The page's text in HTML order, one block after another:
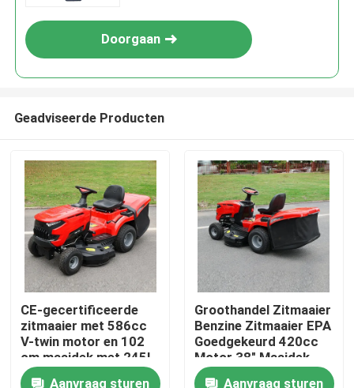
VERZENDEN
Thuis
Producten
Video's
Doorgaan
Geadviseerde Producten
CE-gecertificeerde
zitmaaier met 586cc
V-twin motor en 102
cm maaidek met 245L
grasopvangbak
Aanvraag sturen
Groothandel Zitmaaier
Benzine Zitmaaier EPA
Goedgekeurd 420cc
Motor 38" Maaidek
Grasmaaier Tractor
Aanvraag sturen